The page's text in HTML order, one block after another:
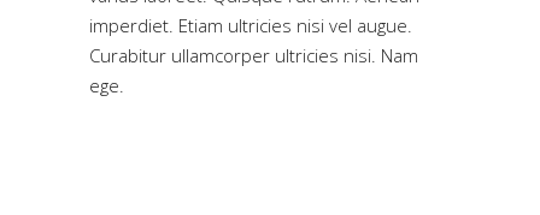
imperdiet. Etiam ultricies nisi vel augue.
Curabitur ullamcorper ultricies nisi. Nam
ege.